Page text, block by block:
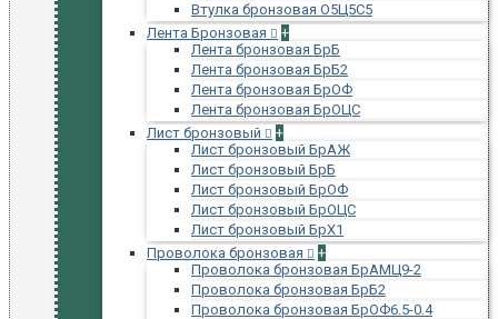
Втулка бронзовая О5Ц5С5
Лента Бронзовая
+
Лента бронзовая БрБ
Лента бронзовая БрБ2
Лента бронзовая БрОФ
Лента бронзовая БрОЦС
Лист бронзовый
+
Лист бронзовый БрАЖ
Лист бронзовый БрБ
Лист бронзовый БрОФ
Лист бронзовый БрОЦС
Лист бронзовый БрХ1
Проволока бронзовая
+
Проволока бронзовая БрАМЦ9-2
Проволока бронзовая БрБ2
Проволока бронзовая БрОФ6.5-0.4